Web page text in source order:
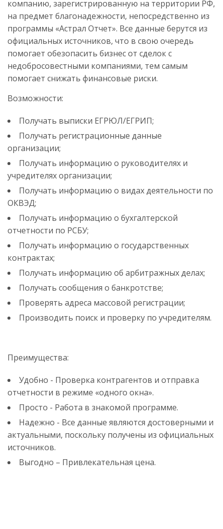
компанию, зарегистрированную на территории РФ,
на предмет благонадежности, непосредственно из
программы «Астрал Отчет». Все данные берутся из
официальных источников, что в свою очередь
помогает обезопасить бизнес от сделок с
недобросовестными компаниями, тем самым
помогает снижать финансовые риски.
Возможности:
Получать выписки ЕГРЮЛ/ЕГРИП;
Получать регистрационные данные
организации;
Получать информацию о руководителях и
учредителях организации;
Получать информацию о видах деятельности по
ОКВЭД;
Получать информацию о бухгалтерской
отчетности по РСБУ;
Получать информацию о государственных
контрактах;
Получать информацию об арбитражных делах;
Получать сообщения о банкротстве;
Проверять адреса массовой регистрации;
Производить поиск и проверку по учредителям.
Преимущества:
Удобно - Проверка контрагентов и отправка
отчетности в режиме «одного окна».
Просто - Работа в знакомой программе.
Надежно - Все данные являются достоверными и
актуальными, поскольку получены из официальных
источников.
Выгодно – Привлекательная цена.